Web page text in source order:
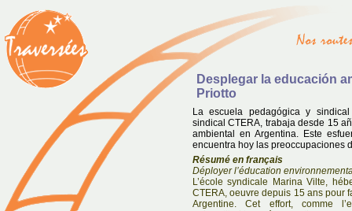
Desplegar la educación
Priotto
La escuela pedagógica y
sindical CTERA, trabaja desde 15
ambiental en Argentina. Este
encuentra hoy las preoccupaciones
Résumé en français
Déployer l’éducation
L’école syndicale Marina Vilte,
CTERA, oeuvre depuis 15 ans pour
Argentine. Cet effort, comme